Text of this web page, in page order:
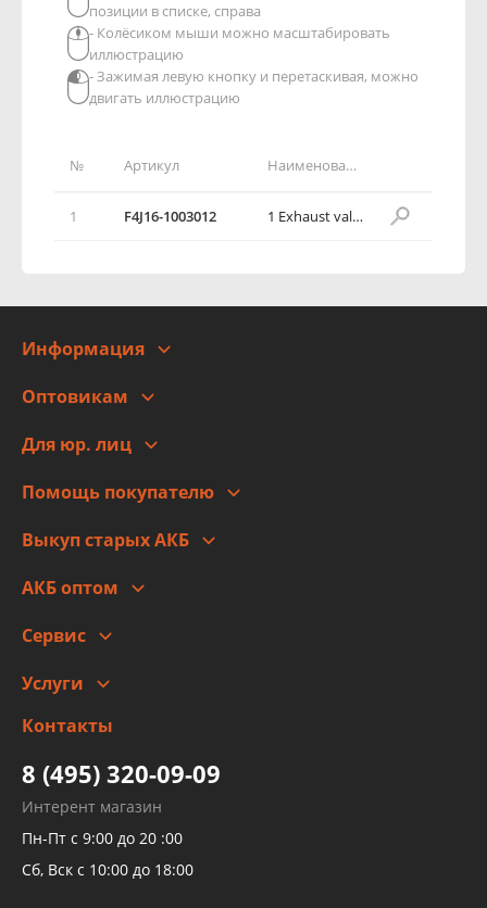
№ Артикул Наименование детали
1 F4J16-1003012 1 Exhaust valve retainer
позиции в списке, справа
- Колёсиком мыши можно масштабировать
иллюстрацию
- Зажимая левую кнопку и перетаскивая, можно
двигать иллюстрацию
Информация
Адреса
Новости
Правовая информация
Оптовикам
Для юр. лиц
Помощь покупателю
Оплата
Гарантии и возврат
Выкуп старых АКБ
АКБ оптом
Сервис
Заправка кондиционера авто
Детейлинг
Услуги
высокого давления
Тормозных трубок
Рукавов гидроусилителей
Рукавов компрессоров и турбин
Трубок кондиционеров
Контакты
8 (495) 320-09-09
Интерент магазин
Пн-Пт с 9:00 до 20 :00
Сб, Вск с 10:00 до 18:00